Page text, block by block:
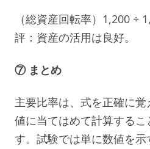
（総資産回転率）1,200 ÷
評：資産の活用は良好。
⑦ まとめ
主要比率は、式を正確に
値に当てはめて計算するこ
す。試験では単に数値を